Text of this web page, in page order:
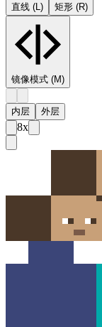
直线 (L ) 矩形 (R)
镜像模式 (M)
内层 外层
8x